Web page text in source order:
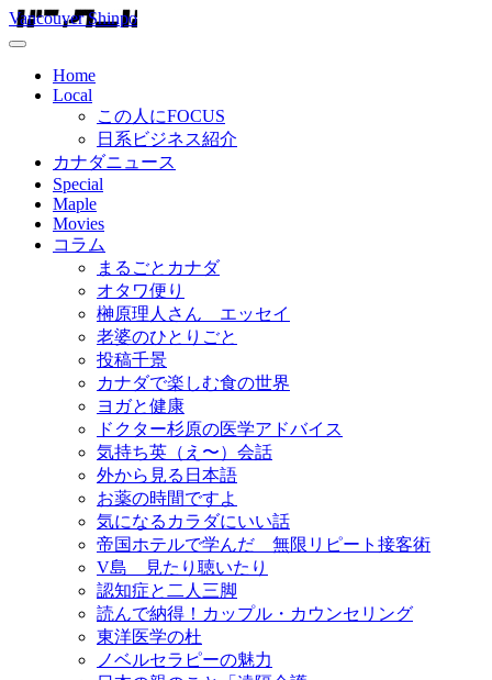
Vancouver Shinpo
Home
Local
この人にFOCUS
日系ビジネス紹介
カナダニュース
Special
Maple
Movies
コラム
まるごとカナダ
オタワ便り
榊原理人さん エッセイ
老婆のひとりごと
投稿千景
カナダで楽しむ食の世界
ヨガと健康
ドクター杉原の医学アドバイス
気持ち英（え〜）会話
外から見る日本語
お薬の時間ですよ
気になるカラダにいい話
帝国ホテルで学んだ 無限リピート接客術
V島 見たり聴いたり
認知症と二人三脚
読んで納得！カップル・カウンセリング
東洋医学の杜
ノベルセラピーの魅力